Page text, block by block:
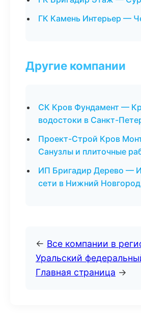
ГК Камень Интерьер —
Другие компании
СК Кров Фундамент —
водостоки в Санкт-
Проект-Строй Кров
Санузлы и плиточные
ИП Бригадир Дерево —
сети в Нижний Новгород
← Все компании в
Уральский
Главная страница →